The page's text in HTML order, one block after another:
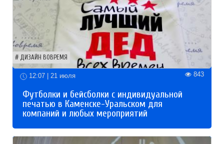
ДИЗАЙН ВОВРЕМЯ
12:07 | 21 июля 843
Футболки и бейсболки с индивидуальной
печатью в Каменске-Уральском для
компаний и любых мероприятий